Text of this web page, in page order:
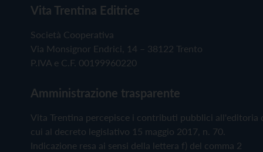
Vita Trentina Editrice
Società Cooperativa
Via Monsignor Endrici, 14 – 38122 Trento
P.IVA e C.F. 00199960220
Amministrazione trasparente
Vita Trentina percepisce i contributi pubblici all'editoria
cui al decreto legislativo 15 maggio 2017, n. 70.
Indicazione resa ai sensi della lettera f) del comma 2